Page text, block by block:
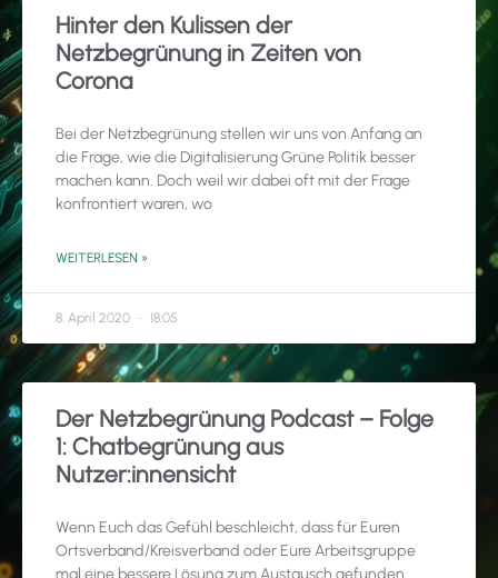
Hinter den Kulissen der
Netzbegrünung in Zeiten von
Corona
Bei der Netzbegrünung stellen wir uns von Anfang an
die Frage, wie die Digitalisierung Grüne Politik besser
machen kann. Doch weil wir dabei oft mit der Frage
konfrontiert waren, wo
WEITERLESEN »
8. April 2020 18:05
Der Netzbegrünung Podcast – Folge
1: Chatbegrünung aus
Nutzer:innensicht
Wenn Euch das Gefühl beschleicht, dass für Euren
Ortsverband/Kreisverband oder Eure Arbeitsgruppe
mal eine bessere Lösung zum Austausch gefunden